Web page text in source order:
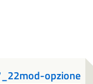
opzione